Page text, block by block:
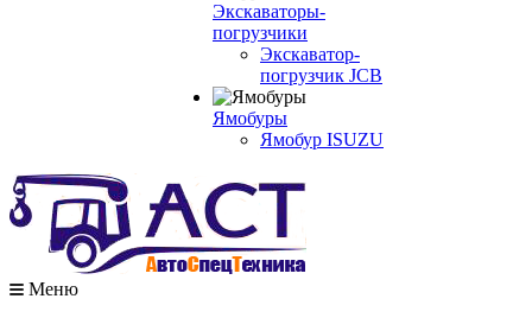
Экскаваторы-
погрузчики
Экскаватор-
погрузчик JCB
Ямобуры
Ямобур ISUZU
Меню